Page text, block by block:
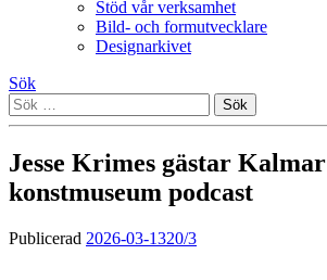
Stöd vår verksamhet
Bild- och formutvecklare
Designarkivet
Sök
Sök
efter:
Jesse Krimes gästar Kalmar
konstmuseum podcast
Publicerad 2026-03-1320/3